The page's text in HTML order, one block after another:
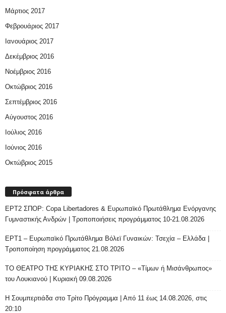
Μάρτιος 2017
Φεβρουάριος 2017
Ιανουάριος 2017
Δεκέμβριος 2016
Νοέμβριος 2016
Οκτώβριος 2016
Σεπτέμβριος 2016
Αύγουστος 2016
Ιούλιος 2016
Ιούνιος 2016
Οκτώβριος 2015
Πρόσφατα άρθρα
ΕΡΤ2 ΣΠΟΡ: Copa Libertadores & Ευρωπαϊκό Πρωτάθλημα Ενόργανης
Γυμναστικής Ανδρών | Τροποποιήσεις προγράμματος 10-21.08.2026
ΕΡΤ1 – Ευρωπαϊκό Πρωτάθλημα Βόλεϊ Γυναικών: Τσεχία – Ελλάδα |
Τροποποίηση προγράμματος 21.08.2026
ΤΟ ΘΕΑΤΡΟ ΤΗΣ ΚΥΡΙΑΚΗΣ ΣΤΟ ΤΡΙΤΟ – «Τίμων ή Μισάνθρωπος»
του Λουκιανού | Κυριακή 09.08.2026
H Σουμπερτιάδα στο Τρίτο Πρόγραμμα | Από 11 έως 14.08.2026, στις
20:10